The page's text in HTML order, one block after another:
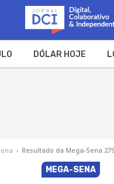
DÓLAR HOJE
› Resultado da Mega-Sena
MEGA-SENA